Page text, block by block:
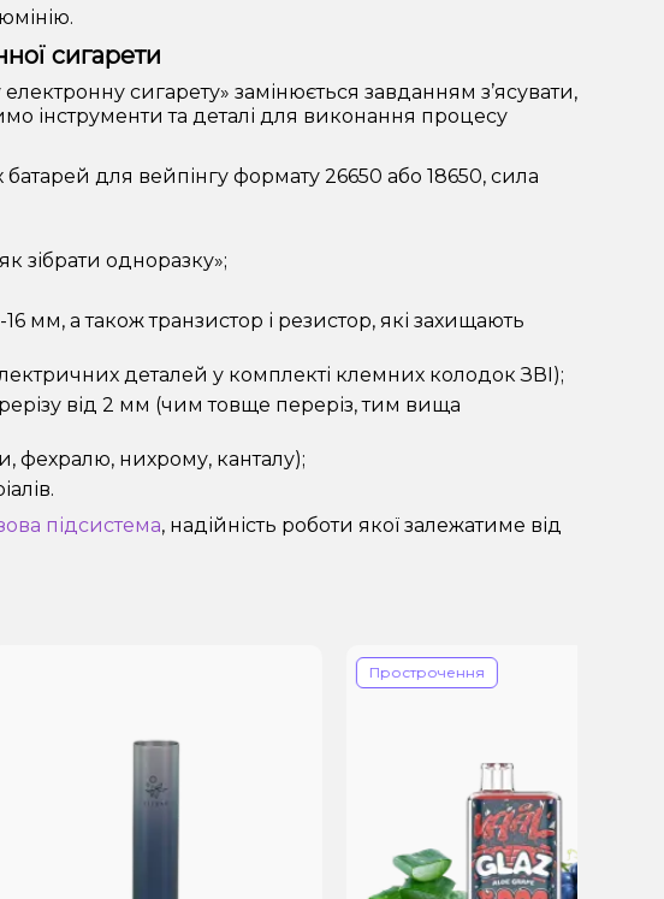
сигарети
сигарету» замінюється завданням з’ясувати,
інструменти та деталі для виконання процесу
для вейпінгу формату 26650 або 18650, сила
зібрати одноразку»;
мм, а також транзистор і резистор, які захищають
деталей у комплекті клемних колодок ЗВІ);
від 2 мм (чим товще переріз, тим вища
фехралю, нихрому, канталу);
підсистема, надійність роботи якої залежатиме від
Прострочення